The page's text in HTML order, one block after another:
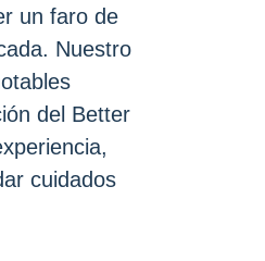
un faro de
Nuestro
del Better
cuidados